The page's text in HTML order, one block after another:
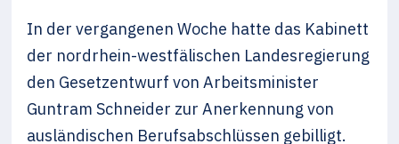
In der vergangenen Woche hatte das Kabinett
der nordrhein-westfälischen Landesregierung
den Gesetzentwurf von Arbeitsminister
Guntram Schneider zur Anerkennung von
ausländischen Berufsabschlüssen gebilligt.